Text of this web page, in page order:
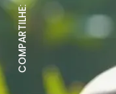
COMPARTILHE: